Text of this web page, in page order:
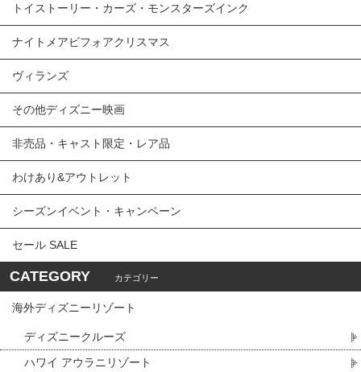
トイストーリー・カーズ・モンスターズインク
ナイトメアビフォアクリスマス
ヴィランズ
その他ディズニー映画
非売品・キャスト限定・レア品
わけあり&アウトレット
シーズンイベント・キャンペーン
セール SALE
CATEGORY カテゴリー
海外ディズニーリゾート
ディズニークルーズ
ハワイ アウラニリゾート